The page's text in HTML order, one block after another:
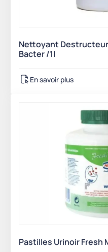
Nettoyant Destructeur
Bacter /1l
En savoir plus
Pastilles Urinoir Fresh